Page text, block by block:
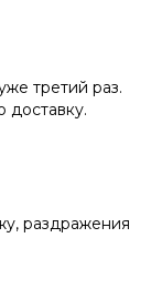
третий раз.
доставку.
раздражения